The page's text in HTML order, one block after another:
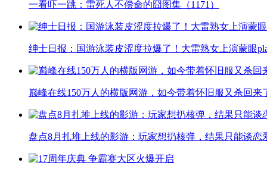
一看吓一跳：雷死人不偿命的囧图集（1171）
绅士日报：国游泳装皮涩度拉爆了！大雷熟女上演蒙眼
巅峰在线150万人的横版网游，如今带着怀旧服又杀回来
盘点8月扎堆上线的影游：玩家想扔核弹，结果只能谈恋